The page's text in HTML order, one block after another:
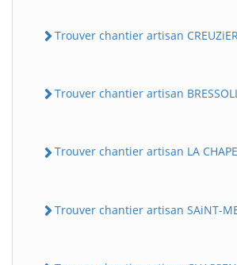
Trouver chantier artisan
Trouver chantier artisan
Trouver chantier artisan LA
Trouver chantier artisan SAiNT-